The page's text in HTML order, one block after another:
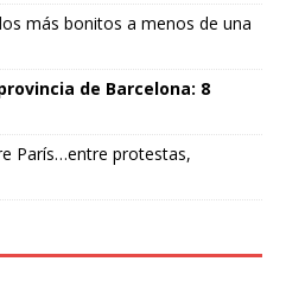
más bonitos a menos de una
de Barcelona: 8
París…entre protestas,